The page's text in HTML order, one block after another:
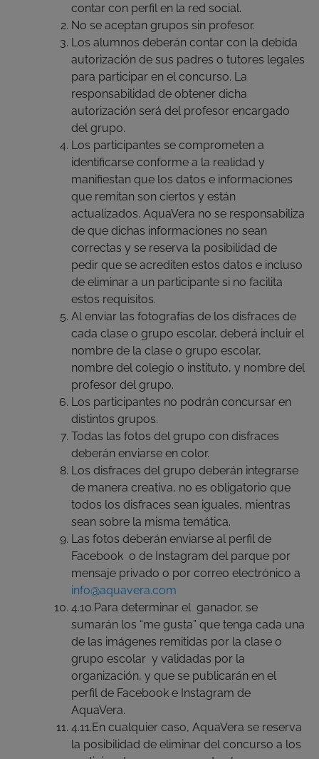
contar con perfil en la red social.
No se aceptan grupos sin profesor.
Los alumnos deberán contar con la debida
autorización de sus padres o tutores legales
para participar en el concurso. La
responsabilidad de obtener dicha
autorización será del profesor encargado
del grupo.
Los participantes se comprometen a
identificarse conforme a la realidad y
manifiestan que los datos e informaciones
que remitan son ciertos y están
actualizados. AquaVera no se responsabiliza
de que dichas informaciones no sean
correctas y se reserva la posibilidad de
pedir que se acrediten estos datos e incluso
de eliminar a un participante si no facilita
estos requisitos.
Al enviar las fotografías de los disfraces de
cada clase o grupo escolar, deberá incluir el
nombre de la clase o grupo escolar,
nombre del colegio o instituto, y nombre del
profesor del grupo.
Los participantes no podrán concursar en
distintos grupos.
Todas las fotos del grupo con disfraces
deberán enviarse en color.
Los disfraces del grupo deberán integrarse
de manera creativa, no es obligatorio que
todos los disfraces sean iguales, mientras
sean sobre la misma temática.
Las fotos deberán enviarse al perfil de
Facebook o de Instagram del parque por
mensaje privado o por correo electrónico a
info@aquavera.com
4.10.Para determinar el ganador, se
sumarán los “me gusta” que tenga cada una
de las imágenes remitidas por la clase o
grupo escolar y validadas por la
organización, y que se publicarán en el
perfil de Facebook e Instagram de
AquaVera.
4.11.En cualquier caso, AquaVera se reserva
la posibilidad de eliminar del concurso a los